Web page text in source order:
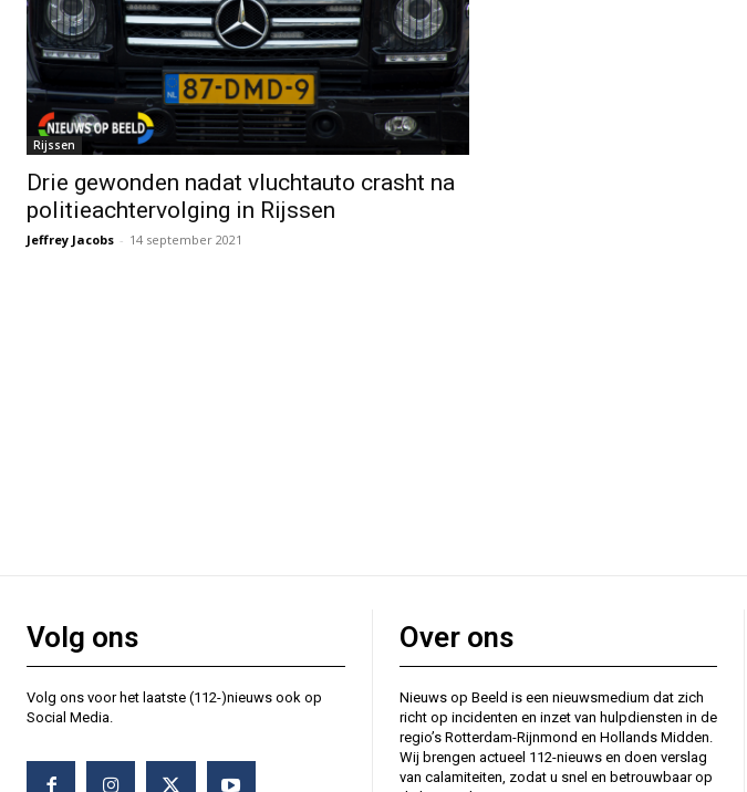
Rijssen
Drie gewonden nadat vluchtauto crasht na
politieachtervolging in Rijssen
Jeffrey Jacobs - 14 september 2021
Volg ons
Volg ons voor het laatste (112-)nieuws ook op
Social Media.
Over ons
Nieuws op Beeld is een nieuwsmedium dat zich
richt op incidenten en inzet van hulpdiensten in de
regio’s Rotterdam-Rijnmond en Hollands Midden.
Wij brengen actueel 112-nieuws en doen verslag
van calamiteiten, zodat u snel en betrouwbaar op